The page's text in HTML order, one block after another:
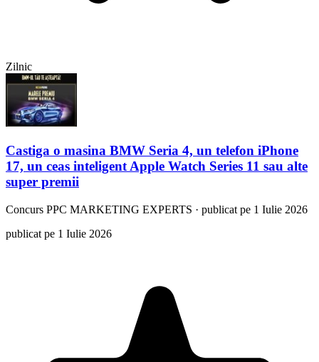
Zilnic
Castiga o masina BMW Seria 4, un telefon iPhone
17, un ceas inteligent Apple Watch Series 11 sau alte
super premii
Concurs PPC MARKETING EXPERTS · publicat pe 1 Iulie 2026
publicat pe 1 Iulie 2026